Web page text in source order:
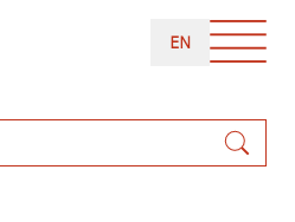
ENENGLISH